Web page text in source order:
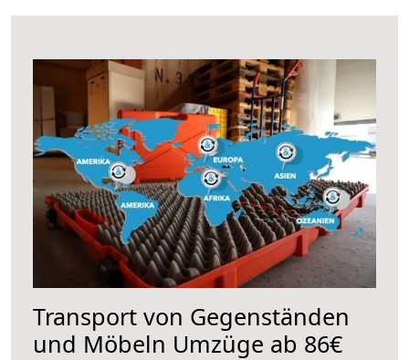
Transport von Gegenständen
und Möbeln Umzüge ab 86€